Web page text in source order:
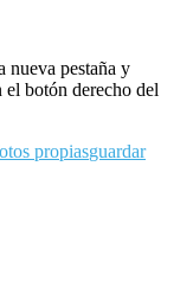
nueva pestaña y
botón derecho del
propiasguardar